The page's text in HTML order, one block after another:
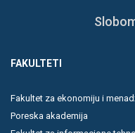
FAKULTETI
Fakultet za ekonomiju i
Poreska akademija